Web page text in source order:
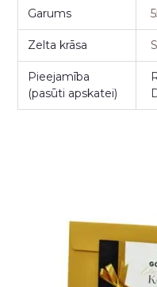
Garums
Zelta krāsa
Pieejamība
(pasūti apskatei)